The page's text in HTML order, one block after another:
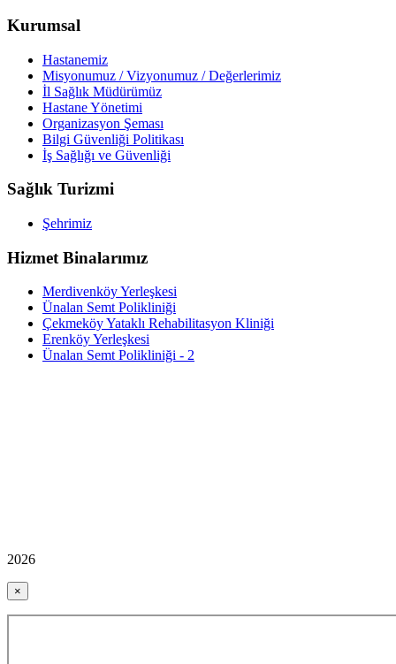
Kurumsal
Hastanemiz
Misyonumuz / Vizyonumuz / Değerlerimiz
İl Sağlık Müdürümüz
Hastane Yönetimi
Organizasyon Şeması
Bilgi Güvenliği Politikası
İş Sağlığı ve Güvenliği
Sağlık Turizmi
Şehrimiz
Hizmet Binalarımız
Merdivenköy Yerleşkesi
Ünalan Semt Polikliniği
Çekmeköy Yataklı Rehabilitasyon Kliniği
Erenköy Yerleşkesi
Ünalan Semt Polikliniği - 2
2026
×